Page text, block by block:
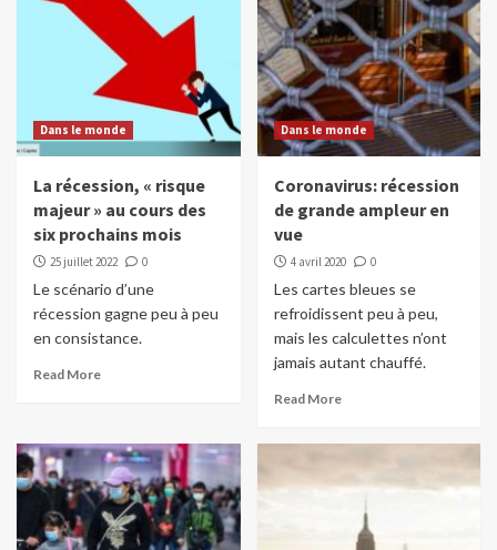
Dans le monde
La récession, « risque
majeur » au cours des
six prochains mois
25 juillet 2022 0
Le scénario d’une
récession gagne peu à peu
en consistance.
Read More
Dans le monde
Coronavirus: récession
de grande ampleur en
vue
4 avril 2020 0
Les cartes bleues se
refroidissent peu à peu,
mais les calculettes n’ont
jamais autant chauffé.
Read More